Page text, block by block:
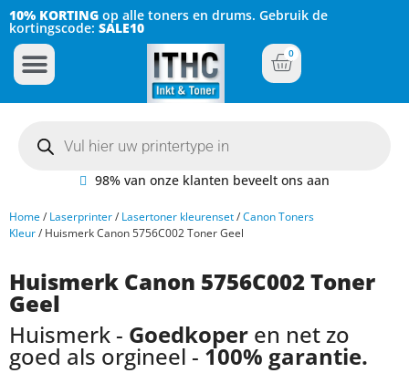
10% KORTING op alle toners en drums. Gebruik de
kortingscode: SALE10
0
98% van onze klanten beveelt ons aan
Home/ Laserprinter/ Lasertoner kleurenset/Canon Toners
Kleur/ Huismerk Canon 5756C002 Toner Geel
Huismerk Canon 5756C002 Toner
Geel
Huismerk - Goedkoper en net zo
goed als orgineel - 100% garantie.